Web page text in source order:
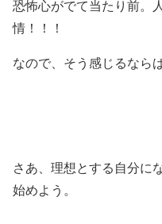
恐怖心がでて当たり前。
情！！！
なので、そう感じるなら
さあ、理想とする自分に
始めよう。